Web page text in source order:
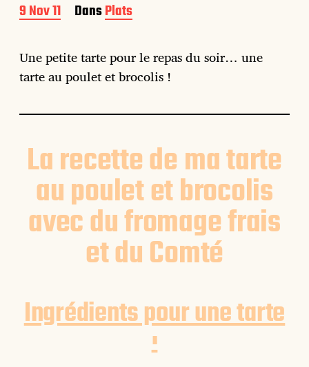
D
a
e
d
e
b
9 Nov 11 DansPlats
Une petite tarte pour le repas du soir… une
tarte au poulet et brocolis !
La recette de ma tarte
au poulet et brocolis
avec du fromage frais
et du Comté
Ingrédients pour une tarte
: